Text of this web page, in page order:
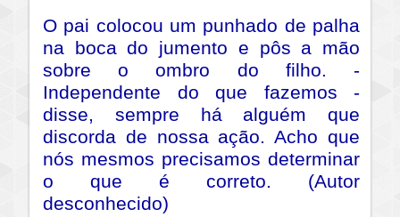
O pai colocou um punhado de palha
na boca do jumento e pôs a mão
sobre o ombro do filho. -
Independente do que fazemos -
disse, sempre há alguém que
discorda de nossa ação. Acho que
nós mesmos precisamos determinar
o que é correto. (Autor
desconhecido)